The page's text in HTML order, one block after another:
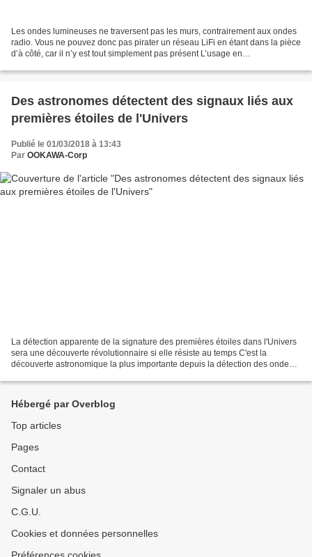
Les ondes lumineuses ne traversent pas les murs, contrairement aux ondes
radio. Vous ne pouvez donc pas pirater un réseau LiFi en étant dans la pièce
d’à côté, car il n’y est tout simplement pas présent L’usage en
Des astronomes détectent des signaux liés aux
premières étoiles de l'Univers
Publié le 01/03/2018 à 13:43
Par OOKAWA-Corp
La détection apparente de la signature des premières étoiles dans l'Univers
sera une découverte révolutionnaire si elle résiste au temps C'est la
découverte astronomique la plus importante depuis la détection des ondes
Hébergé par Overblog
Top articles
Pages
Contact
Signaler un abus
C.G.U.
Cookies et données personnelles